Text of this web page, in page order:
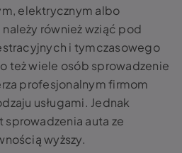
elektrycznym albo
również wziąć pod
i tymczasowego
też wiele osób sprowadzenie
profesjonalnym firmom
usługami. Jednak
auta ze
wyższy.